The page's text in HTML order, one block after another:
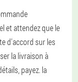
et attendez que le
d'accord sur les
la livraison à
payez. la